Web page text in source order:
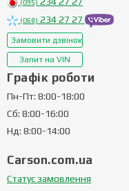
(095)
(068) 234 27 27
Замовити дзвінок
Запит на VIN
Графік роботи
Пн-Пт: 8:00-18:00
Сб: 8:00-16:00
Нд: 8:00-14:00
Carson.com.ua
Статус замовлення